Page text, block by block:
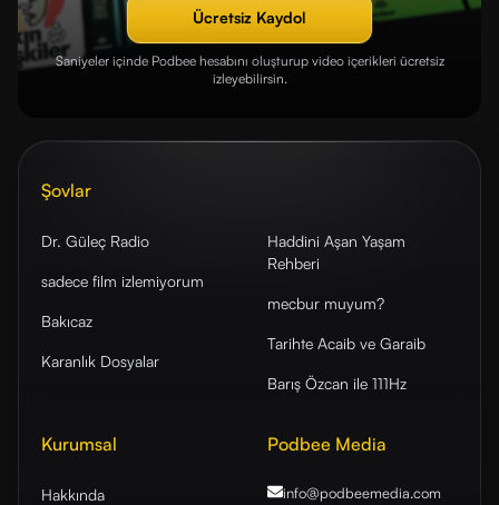
Ücretsiz Kaydol
Saniyeler içinde Podbee hesabını oluşturup video içerikleri ücretsiz
izleyebilirsin.
Şovlar
Dr. Güleç Radio
sadece film izlemiyorum
Bakıcaz
Karanlık Dosyalar
Haddini Aşan Yaşam
Rehberi
mecbur muyum?
Tarihte Acaib ve Garaib
Barış Özcan ile 111Hz
Kurumsal
Hakkında
Podbee Media
info@podbeemedia.com